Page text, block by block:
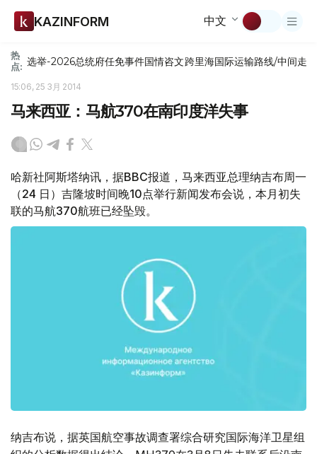
KAZINFORM 中文
热
点: 选举-2026总统府任免事件国情咨文跨里海国际运输路线/中间走廊
15:06, 25 3月 2014
马来西亚：马航370在南印度洋失事
哈新社阿斯塔纳讯，据BBC报道，马来西亚总理纳吉布周一
（24 日）吉隆坡时间晚10点举行新闻发布会说，本月初失
联的马航370航班已经坠毁。
纳吉布说，据英国航空事故调查署综合研究国际海洋卫星组